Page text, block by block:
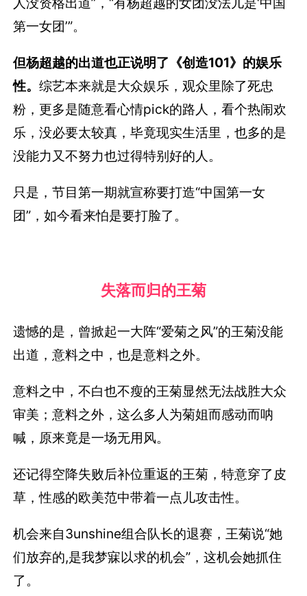
第一女团’”。
但杨超越的出道也正说明了《创造101》的娱乐
性。综艺本来就是大众娱乐，观众里除了死忠
粉，更多是随意看心情pick的路人，看个热闹欢
乐，没必要太较真，毕竟现实生活里，也多的是
没能力又不努力也过得特别好的人。
只是，节目第一期就宣称要打造“中国第一女
团”，如今看来怕是要打脸了。
失落而归的王菊
遗憾的是，曾掀起一大阵“爱菊之风”的王菊没能
出道，意料之中，也是意料之外。
意料之中，不白也不瘦的王菊显然无法战胜大众
审美；意料之外，这么多人为菊姐而感动而呐
喊，原来竟是一场无用风。
还记得空降失败后补位重返的王菊，特意穿了皮
草，性感的欧美范中带着一点儿攻击性。
机会来自3unshine组合队长的退赛，王菊说“她
们放弃的,是我梦寐以求的机会”，这机会她抓住
了。